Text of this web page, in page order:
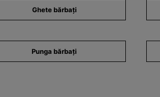
Ghete bărbați
Punga bărbați